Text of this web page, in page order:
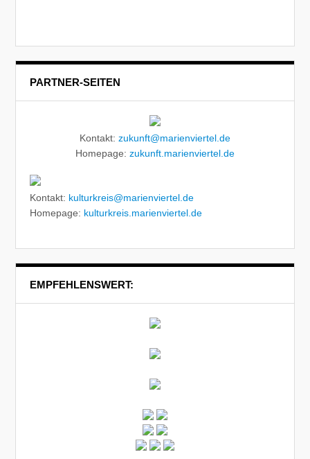
PARTNER-SEITEN
Kontakt: zukunft@marienviertel.de
Homepage: zukunft.marienviertel.de
Kontakt: kulturkreis@marienviertel.de
Homepage: kulturkreis.marienviertel.de
EMPFEHLENSWERT: